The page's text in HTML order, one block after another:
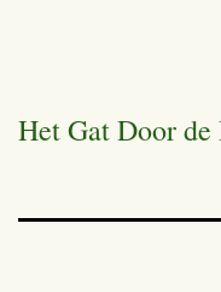
Het Gat Door